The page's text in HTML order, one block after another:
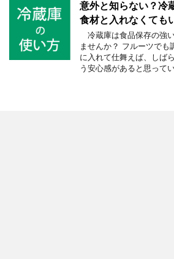
意外と知らない？冷
食材と入れなくても
冷蔵庫は食品保存の強
ませんか？ フルーツでも
に入れて仕舞えば、しば
う安心感があると思っ